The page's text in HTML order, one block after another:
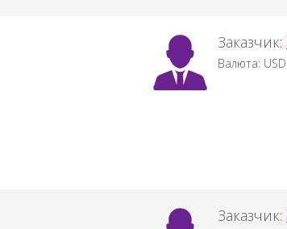
Заказчик:
Валюта: USD
Заказчик: